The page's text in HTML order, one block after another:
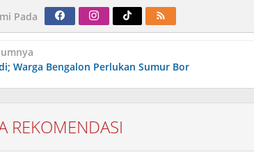
Pada
Warga Bengalon Perlukan Sumur Bor
REKOMENDASI